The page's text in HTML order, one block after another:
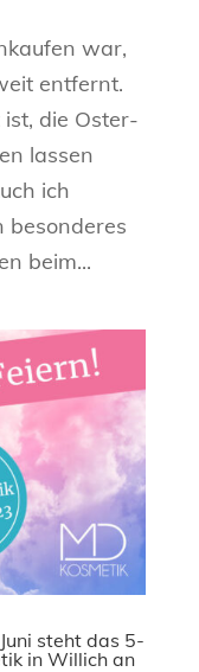
war,
entfernt.
die Oster-
lassen
ich
besonderes
beim...
steht das 5-
in Willich an